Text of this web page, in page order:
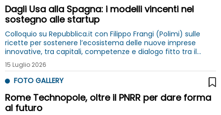
Dagli Usa alla Spagna: i modelli vincenti nel
sostegno alle startup
Colloquio su Repubblica.it con Filippo Frangi (Polimi) sulle
ricette per sostenere l’ecosistema delle nuove imprese
innovative, tra capitali, competenze e dialogo fitto tra il
mondo della ricerca e quello delle imprese.
15 Luglio 2026
FOTO GALLERY
Rome Technopole, oltre il PNRR per dare forma
al futuro